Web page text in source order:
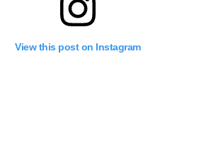
View this post on Instagram